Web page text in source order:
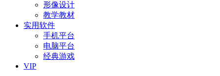
形像设计
教学教材
实用软件
手机平台
电脑平台
经典游戏
VIP